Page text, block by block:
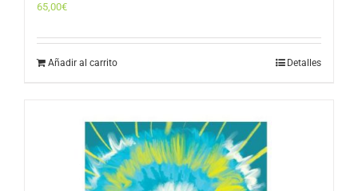
65,00€
Añadir al carrito Detalles